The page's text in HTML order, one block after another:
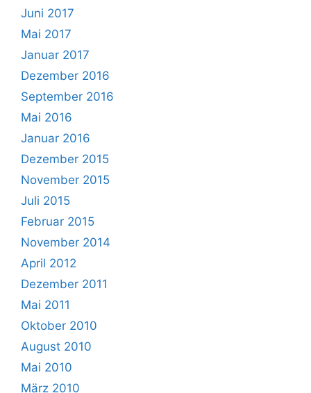
Juni 2017
Mai 2017
Januar 2017
Dezember 2016
September 2016
Mai 2016
Januar 2016
Dezember 2015
November 2015
Juli 2015
Februar 2015
November 2014
April 2012
Dezember 2011
Mai 2011
Oktober 2010
August 2010
Mai 2010
März 2010